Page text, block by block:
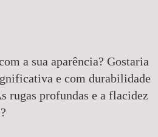
a sua aparência? Gostaria
e com durabilidade
rugas profundas e a flacidez